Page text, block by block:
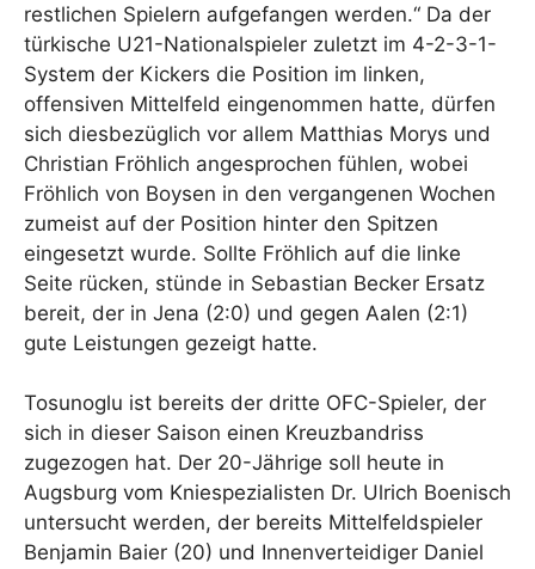
restlichen Spielern aufgefangen werden.“ Da der
türkische U21-Nationalspieler zuletzt im 4-2-3-1-
System der Kickers die Position im linken,
offensiven Mittelfeld eingenommen hatte, dürfen
sich diesbezüglich vor allem Matthias Morys und
Christian Fröhlich angesprochen fühlen, wobei
Fröhlich von Boysen in den vergangenen Wochen
zumeist auf der Position hinter den Spitzen
eingesetzt wurde. Sollte Fröhlich auf die linke
Seite rücken, stünde in Sebastian Becker Ersatz
bereit, der in Jena (2:0) und gegen Aalen (2:1)
gute Leistungen gezeigt hatte.
Tosunoglu ist bereits der dritte OFC-Spieler, der
sich in dieser Saison einen Kreuzbandriss
zugezogen hat. Der 20-Jährige soll heute in
Augsburg vom Kniespezialisten Dr. Ulrich Boenisch
untersucht werden, der bereits Mittelfeldspieler
Benjamin Baier (20) und Innenverteidiger Daniel